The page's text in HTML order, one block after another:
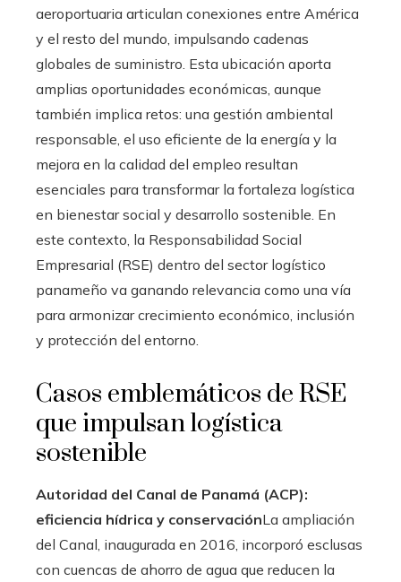
aeroportuaria articulan conexiones entre América
y el resto del mundo, impulsando cadenas
globales de suministro. Esta ubicación aporta
amplias oportunidades económicas, aunque
también implica retos: una gestión ambiental
responsable, el uso eficiente de la energía y la
mejora en la calidad del empleo resultan
esenciales para transformar la fortaleza logística
en bienestar social y desarrollo sostenible. En
este contexto, la Responsabilidad Social
Empresarial (RSE) dentro del sector logístico
panameño va ganando relevancia como una vía
para armonizar crecimiento económico, inclusión
y protección del entorno.
Casos emblemáticos de RSE
que impulsan logística
sostenible
Autoridad del Canal de Panamá (ACP):
eficiencia hídrica y conservaciónLa ampliación
del Canal, inaugurada en 2016, incorporó esclusas
con cuencas de ahorro de agua que reducen la